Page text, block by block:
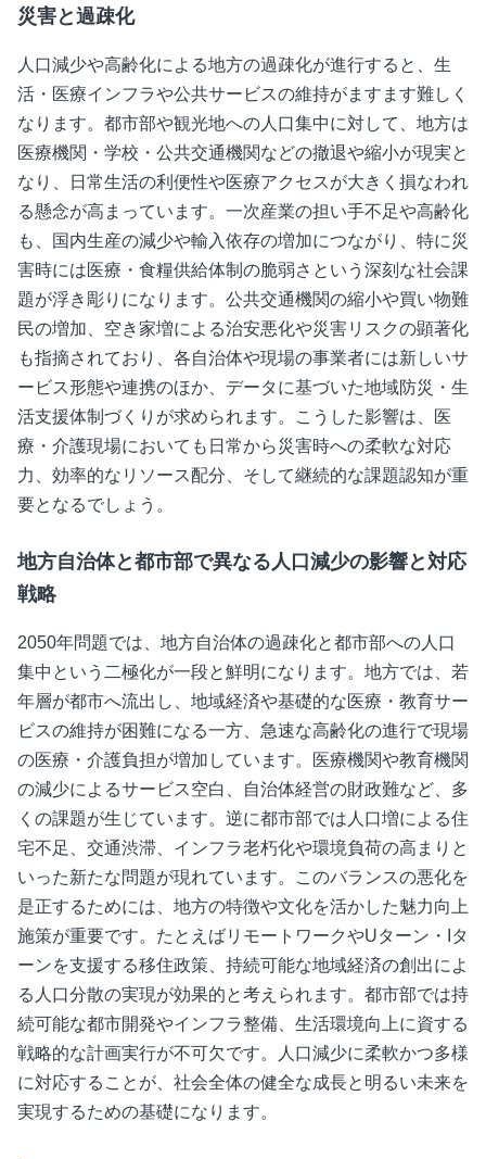
災害と過疎化
人口減少や高齢化による地方の過疎化が進行すると、生
活・医療インフラや公共サービスの維持がますます難しく
なります。都市部や観光地への人口集中に対して、地方は
医療機関・学校・公共交通機関などの撤退や縮小が現実と
なり、日常生活の利便性や医療アクセスが大きく損なわれ
る懸念が高まっています。一次産業の担い手不足や高齢化
も、国内生産の減少や輸入依存の増加につながり、特に災
害時には医療・食糧供給体制の脆弱さという深刻な社会課
題が浮き彫りになります。公共交通機関の縮小や買い物難
民の増加、空き家増による治安悪化や災害リスクの顕著化
も指摘されており、各自治体や現場の事業者には新しいサ
ービス形態や連携のほか、データに基づいた地域防災・生
活支援体制づくりが求められます。こうした影響は、医
療・介護現場においても日常から災害時への柔軟な対応
力、効率的なリソース配分、そして継続的な課題認知が重
要となるでしょう。
地方自治体と都市部で異なる人口減少の影響と対応
戦略
2050年問題では、地方自治体の過疎化と都市部への人口
集中という二極化が一段と鮮明になります。地方では、若
年層が都市へ流出し、地域経済や基礎的な医療・教育サー
ビスの維持が困難になる一方、急速な高齢化の進行で現場
の医療・介護負担が増加しています。医療機関や教育機関
の減少によるサービス空白、自治体経営の財政難など、多
くの課題が生じています。逆に都市部では人口増による住
宅不足、交通渋滞、インフラ老朽化や環境負荷の高まりと
いった新たな問題が現れています。このバランスの悪化を
是正するためには、地方の特徴や文化を活かした魅力向上
施策が重要です。たとえばリモートワークやUターン・Iタ
ーンを支援する移住政策、持続可能な地域経済の創出によ
る人口分散の実現が効果的と考えられます。都市部では持
続可能な都市開発やインフラ整備、生活環境向上に資する
戦略的な計画実行が不可欠です。人口減少に柔軟かつ多様
に対応することが、社会全体の健全な成長と明るい未来を
実現するための基礎になります。